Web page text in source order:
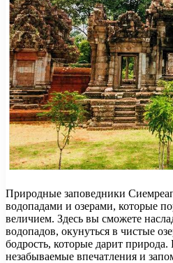
Природные заповедники
водопадами и озерами, которые
величием. Здесь вы сможете
водопадов, окунуться в чистые
бодрость, которые дарит природа.
незабываемые впечатления и